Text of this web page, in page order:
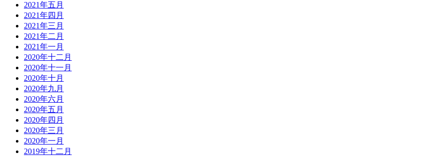
2021年五月
2021年四月
2021年三月
2021年二月
2021年一月
2020年十二月
2020年十一月
2020年十月
2020年九月
2020年六月
2020年五月
2020年四月
2020年三月
2020年一月
2019年十二月